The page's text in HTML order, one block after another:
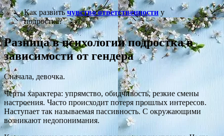
Как развитьчувство ответственности у
подростка?
Разница в психологии подростка в
зависимости от гендера
Сначала, девочка.
Черты характера: упрямство, обидчивость, резкие смены
настроения. Часто происходит потеря прошлых интересов.
Наступает так называемая пассивность. С окружающими
возникают недопонимания.